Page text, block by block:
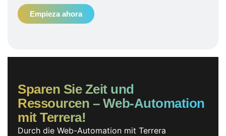
Empieza ahora
Sparen Sie Zeit und
Ressourcen – Web-Automation
mit Terrera!
Durch die Web-Automation mit Terrera